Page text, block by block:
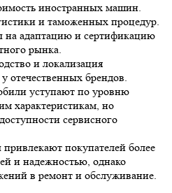
иностранных машин.
и таможенных процедур.
на адаптацию и сертификацию
рынка.
и локализация
отечественных брендов.
уступают по уровню
характеристикам, но
сервисного
покупателей более
и надежностью, однако
в ремонт и обслуживание.